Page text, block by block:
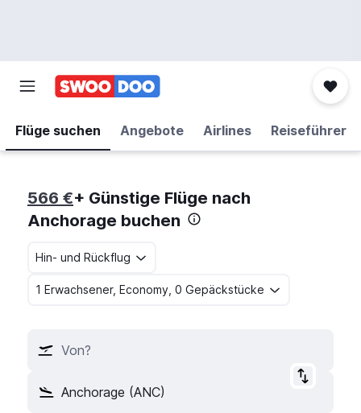
Flüge suchen Angebote Airlines Reiseführer
566 €+ Günstige Flüge nach
Anchorage buchen
Hin- und Rückflug
1 Erwachsener, Economy, 0 Gepäckstücke
Von?
Anchorage (ANC)